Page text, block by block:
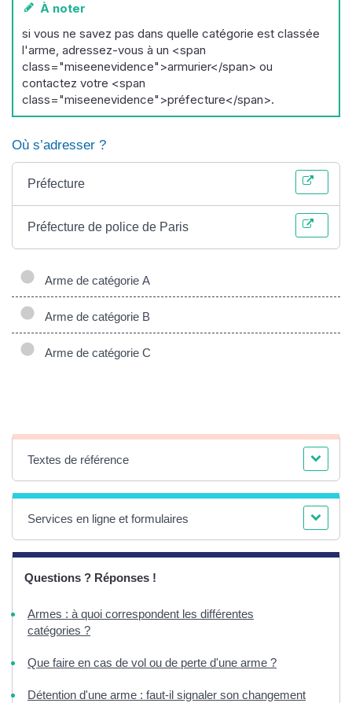
À noter
si vous ne savez pas dans quelle catégorie est classée
l'arme, adressez-vous à un <span
class="miseenevidence">armurier</span> ou
contactez votre <span
class="miseenevidence">préfecture</span>.
Où s’adresser ?
Préfecture
Préfecture de police de Paris
Arme de catégorie A
Arme de catégorie B
Arme de catégorie C
Textes de référence
Services en ligne et formulaires
Questions ? Réponses !
Armes : à quoi correspondent les différentes
catégories ?
Que faire en cas de vol ou de perte d'une arme ?
Détention d'une arme : faut-il signaler son changement